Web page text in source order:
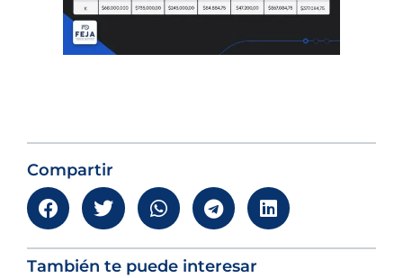
Compartir
También te puede interesar